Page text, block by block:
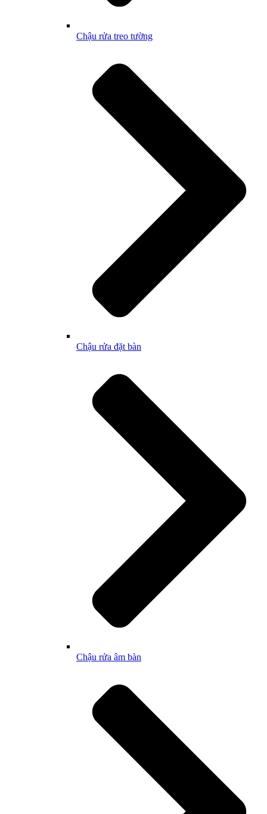
Chậu rửa treo tường
Chậu rửa đặt bàn
Chậu rửa âm bàn